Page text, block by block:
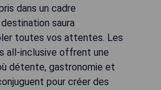
dans un cadre
saura
toutes vos attentes. Les
all-inclusive offrent une
détente, gastronomie et
pour créer des